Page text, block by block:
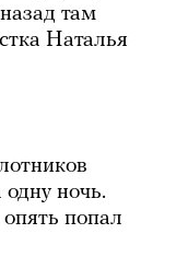
там
Наталья
ночь.
попал